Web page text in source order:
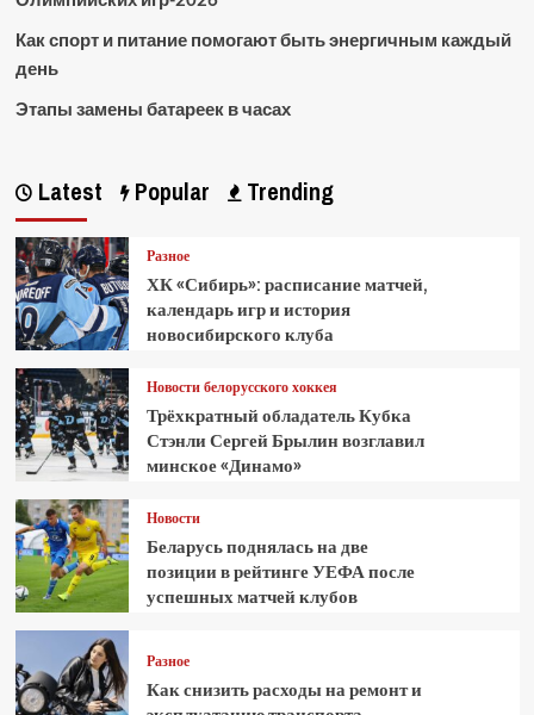
Как спорт и питание помогают быть энергичным каждый
день
Этапы замены батареек в часах
Latest Popular Trending
Разное
ХК «Сибирь»: расписание матчей,
календарь игр и история
новосибирского клуба
Новости белорусского хоккея
Трёхкратный обладатель Кубка
Стэнли Сергей Брылин возглавил
минское «Динамо»
Новости
Беларусь поднялась на две
позиции в рейтинге УЕФА после
успешных матчей клубов
Разное
Как снизить расходы на ремонт и